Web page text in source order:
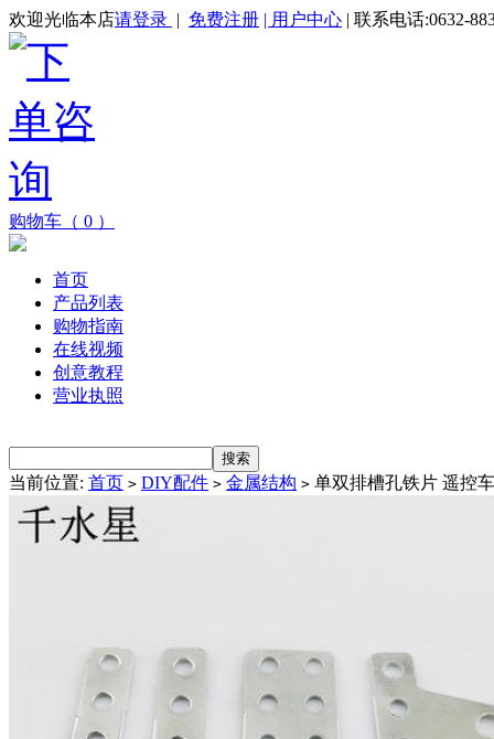
欢迎光临本店请登录 | 免费注册 | 用户中心 | 联系电话:0632-
购物车（ 0 ）
首页
产品列表
购物指南
在线视频
创意教程
营业执照
当前位置: 首页 > DIY配件 > 金属结构 > 单双排槽孔铁片 遥控